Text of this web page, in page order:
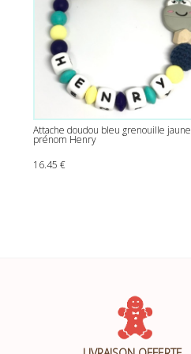
Attache doudou bleu grenouille jaune
prénom Henry
16.45 €